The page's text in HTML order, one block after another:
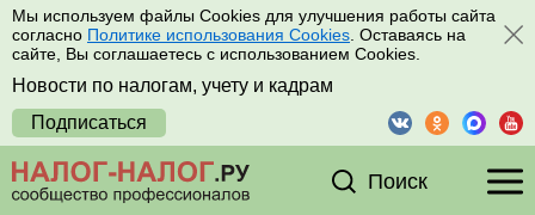
Мы используем файлы Cookies для улучшения работы сайта
согласно Политике использования Cookies . Оставаясь на
сайте, Вы соглашаетесь с использованием Cookies.
Новости по налогам, учету и кадрам
Подписаться
Поиск